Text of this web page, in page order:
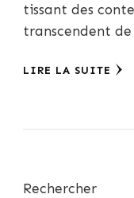
tissant des
transcendent
LIRE LA SUITE
Rechercher